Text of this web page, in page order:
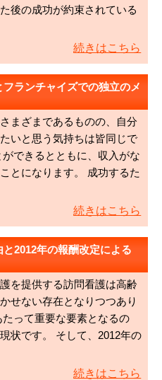
後の成功が約束されている
続きはこちら
ランチャイズでの独立のメ
まざまであるものの、自分
いと思う気持ちは皆同じで
できるとともに、収入がな
とになります。 成功するた
続きはこちら
2012年の報酬改定による
を提供する訪問看護は高齢
せない存在となりつつあり
って重要な要素となるの
状です。 そして、2012年の
続きはこちら